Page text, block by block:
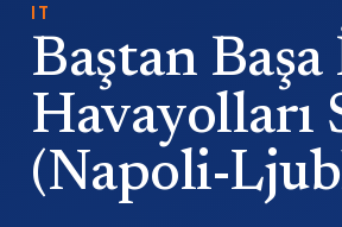
IT
Baştan
Havayolları
(Napoli-